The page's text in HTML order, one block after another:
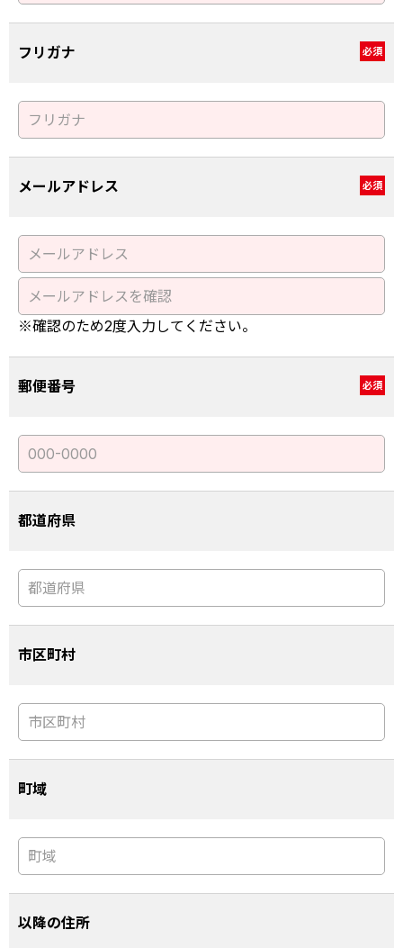
フリガナ 必須
メールアドレス 必須
※確認のため2度入力してください。
郵便番号 必須
都道府県
市区町村
町域
以降の住所